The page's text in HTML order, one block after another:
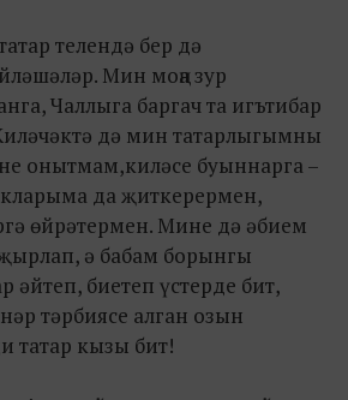
телендә бер дә
Мин моңа зур
Чаллыга баргач та игътибар
дә мин татарлыгымны
онытмам,киләсе буыннарга –
да җиткерермен,
өйрәтермен. Мине дә әбием
ә бабам борынгы
әйтеп, биетеп үстерде бит,
тәрбиясе алган озын
татар кызы бит!